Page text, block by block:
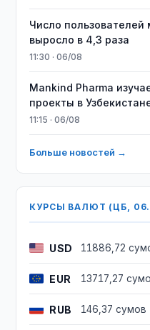
Число пользователей
выросло в 4,3 раза
11:30 · 06/08
Mankind Pharma
проекты в
11:15 · 06/08
Больше новостей →
КУРСЫ ВАЛЮТ (ЦБ,
USD 11886,72
EUR 13717,27
RUB 146,37 сумов